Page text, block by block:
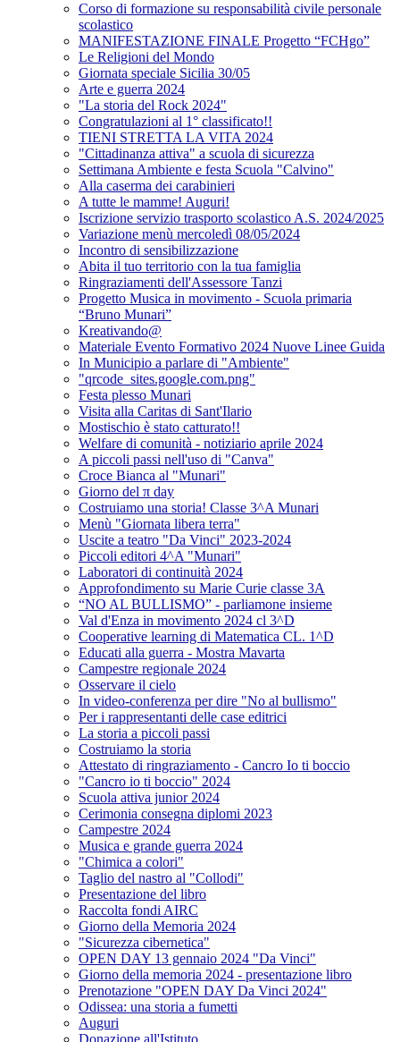
Corso di formazione su responsabilità civile personale
scolastico
MANIFESTAZIONE FINALE Progetto “FCHgo”
Le Religioni del Mondo
Giornata speciale Sicilia 30/05
Arte e guerra 2024
"La storia del Rock 2024"
Congratulazioni al 1° classificato!!
TIENI STRETTA LA VITA 2024
"Cittadinanza attiva" a scuola di sicurezza
Settimana Ambiente e festa Scuola "Calvino"
Alla caserma dei carabinieri
A tutte le mamme! Auguri!
Iscrizione servizio trasporto scolastico A.S. 2024/2025
Variazione menù mercoledì 08/05/2024
Incontro di sensibilizzazione
Abita il tuo territorio con la tua famiglia
Ringraziamenti dell'Assessore Tanzi
Progetto Musica in movimento - Scuola primaria
“Bruno Munari”
Kreativando@
Materiale Evento Formativo 2024 Nuove Linee Guida
In Municipio a parlare di "Ambiente"
"qrcode_sites.google.com.png"
Festa plesso Munari
Visita alla Caritas di Sant'Ilario
Mostischio è stato catturato!!
Welfare di comunità - notiziario aprile 2024
A piccoli passi nell'uso di "Canva"
Croce Bianca al "Munari"
Giorno del π day
Costruiamo una storia! Classe 3^A Munari
Menù "Giornata libera terra"
Uscite a teatro "Da Vinci" 2023-2024
Piccoli editori 4^A "Munari"
Laboratori di continuità 2024
Approfondimento su Marie Curie classe 3A
“NO AL BULLISMO” - parliamone insieme
Val d'Enza in movimento 2024 cl 3^D
Cooperative learning di Matematica CL. 1^D
Educati alla guerra - Mostra Mavarta
Campestre regionale 2024
Osservare il cielo
In video-conferenza per dire "No al bullismo"
Per i rappresentanti delle case editrici
La storia a piccoli passi
Costruiamo la storia
Attestato di ringraziamento - Cancro Io ti boccio
"Cancro io ti boccio" 2024
Scuola attiva junior 2024
Cerimonia consegna diplomi 2023
Campestre 2024
Musica e grande guerra 2024
"Chimica a colori"
Taglio del nastro al "Collodi"
Presentazione del libro
Raccolta fondi AIRC
Giorno della Memoria 2024
"Sicurezza cibernetica"
OPEN DAY 13 gennaio 2024 "Da Vinci"
Giorno della memoria 2024 - presentazione libro
Prenotazione "OPEN DAY Da Vinci 2024"
Odissea: una storia a fumetti
Auguri